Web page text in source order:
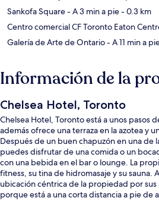
Sankofa Square- A 3 min a pie- 0.3 km
Centro comercial CF Toronto Eaton
Galería de Arte de Ontario- A 11 min a
Información de la
Chelsea Hotel, Toronto
Chelsea Hotel, Toronto está a unos pasos
además ofrece una terraza en la azotea y
Después de un buen chapuzón en una de
puedes disfrutar de una comida o un
con una bebida en el bar o lounge. La
fitness, su tina de hidromasaje y su sauna.
ubicación céntrica de la propiedad por
porque está a una corta distancia a pie de